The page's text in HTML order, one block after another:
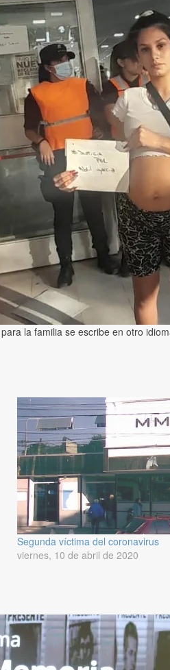
la familia se escribe en otro
Segunda víctima del coronavirus
viernes, 10 de abril de 2020